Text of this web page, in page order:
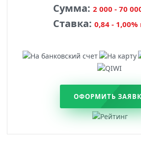
Сумма: 2 000 - 70
Ставка: 0,84 - 1,00%
ОФОРМИТЬ